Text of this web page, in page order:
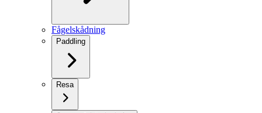
Fågelskådning
Paddling
Resa